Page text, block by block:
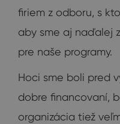
firiem z odboru, s
aby sme aj naďalej
pre naše programy.
Hoci sme boli pred
dobre financovaní,
organizácia tiež